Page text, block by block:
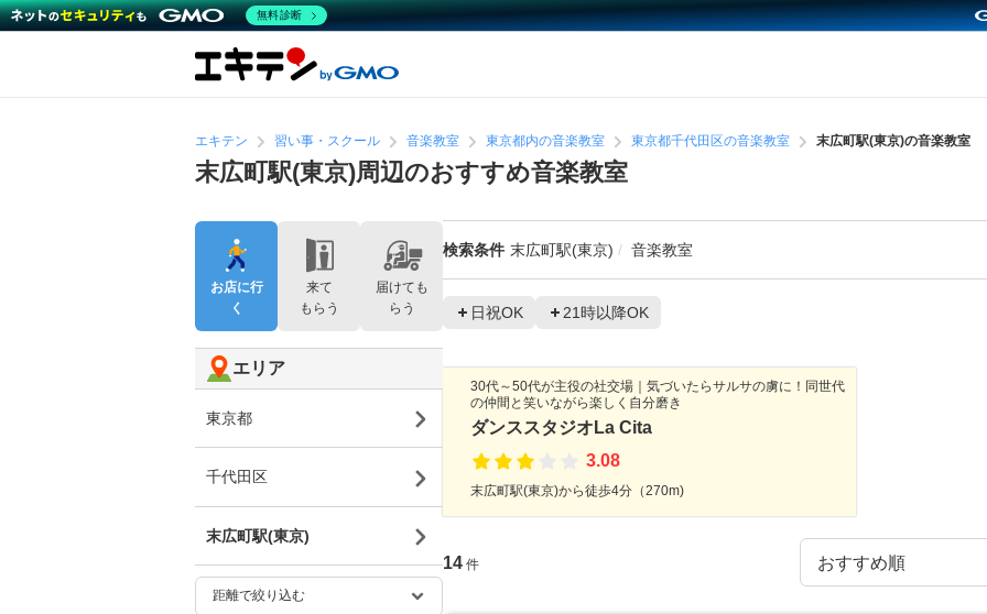
エキテン 習い事・スクール 音楽教室 東京都内の音楽教室 東京都千代田区の音楽教室 末広町駅(東京)の音楽教室
末広町駅(東京)周辺のおすすめ音楽教室
検索条件 末広町駅(東京) 音楽教室
日祝OK 21時以降OK
30代～50代が主役の社交場｜気づいたらサルサの虜に！同世代
の仲間と笑いながら楽しく自分磨き
ダンススタジオLa Cita
3.08
末広町駅(東京)から徒歩4分（270m)
14 件
お店に行
く
来て
もらう
届けても
らう
エリア
東京都
千代田区
末広町駅(東京)
無料診断